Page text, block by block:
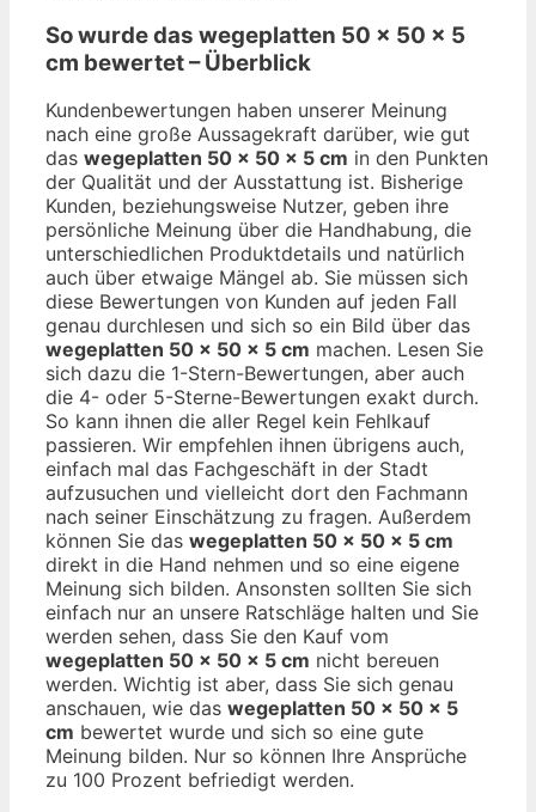
So wurde das wegeplatten 50 x 50 x 5
cm bewertet – Überblick
Kundenbewertungen haben unserer Meinung
nach eine große Aussagekraft darüber, wie gut
das wegeplatten 50 x 50 x 5 cm in den Punkten
der Qualität und der Ausstattung ist. Bisherige
Kunden, beziehungsweise Nutzer, geben ihre
persönliche Meinung über die Handhabung, die
unterschiedlichen Produktdetails und natürlich
auch über etwaige Mängel ab. Sie müssen sich
diese Bewertungen von Kunden auf jeden Fall
genau durchlesen und sich so ein Bild über das
wegeplatten 50 x 50 x 5 cm machen. Lesen Sie
sich dazu die 1-Stern-Bewertungen, aber auch
die 4- oder 5-Sterne-Bewertungen exakt durch.
So kann ihnen die aller Regel kein Fehlkauf
passieren. Wir empfehlen ihnen übrigens auch,
einfach mal das Fachgeschäft in der Stadt
aufzusuchen und vielleicht dort den Fachmann
nach seiner Einschätzung zu fragen. Außerdem
können Sie das wegeplatten 50 x 50 x 5 cm
direkt in die Hand nehmen und so eine eigene
Meinung sich bilden. Ansonsten sollten Sie sich
einfach nur an unsere Ratschläge halten und Sie
werden sehen, dass Sie den Kauf vom
wegeplatten 50 x 50 x 5 cm nicht bereuen
werden. Wichtig ist aber, dass Sie sich genau
anschauen, wie das wegeplatten 50 x 50 x 5
cm bewertet wurde und sich so eine gute
Meinung bilden. Nur so können Ihre Ansprüche
zu 100 Prozent befriedigt werden.